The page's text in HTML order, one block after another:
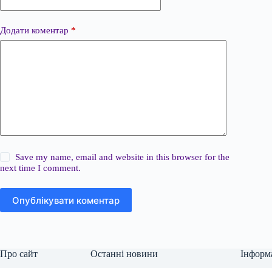
Додати коментар *
Save my name, email and website in this browser for the
next time I comment.
Опублікувати коментар
Про сайт Останні новини